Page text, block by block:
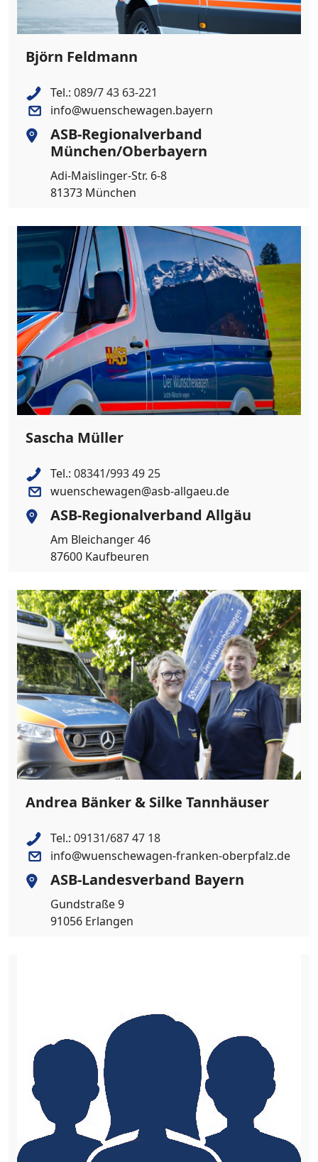
Björn Feldmann
Tel.: 089/7 43 63-221
info@wuenschewagen.bayern
ASB-Regionalverband
München/Oberbayern
Adi-Maislinger-Str. 6-8
81373 München
Sascha Müller
Tel.: 08341/993 49 25
wuenschewagen@asb-allgaeu.de
ASB-Regionalverband Allgäu
Am Bleichanger 46
87600 Kaufbeuren
Andrea Bänker & Silke Tannhäuser
Tel.: 09131/687 47 18
info@wuenschewagen-franken-oberpfalz.de
ASB-Landesverband Bayern
Gundstraße 9
91056 Erlangen